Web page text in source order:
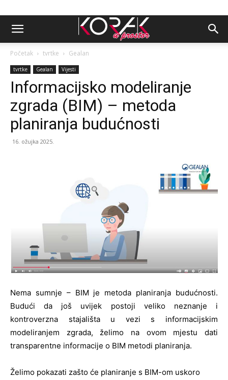
Početak tvrtke Gealan
tvrtke Gealan Vijesti
Informacijsko modeliranje
zgrada (BIM) – metoda
planiranja budućnosti
16. ožujka 2025.
Nema sumnje – BIM je metoda planiranja budućnosti.
Budući da još uvijek postoji veliko neznanje i
kontroverzna stajališta u vezi s informacijskim
modeliranjem zgrada, želimo na ovom mjestu dati
transparentne informacije o BIM metodi planiranja.
Želimo pokazati zašto će planiranje s BIM-om uskoro